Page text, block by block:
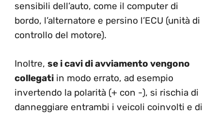
sensibili dell’auto, come il computer di
bordo, l’alternatore e persino l’ECU (unità di
controllo del motore).
Inoltre, se i cavi di avviamento vengono
collegati in modo errato, ad esempio
invertendo la polarità (+ con -), si rischia di
danneggiare entrambi i veicoli coinvolti e di